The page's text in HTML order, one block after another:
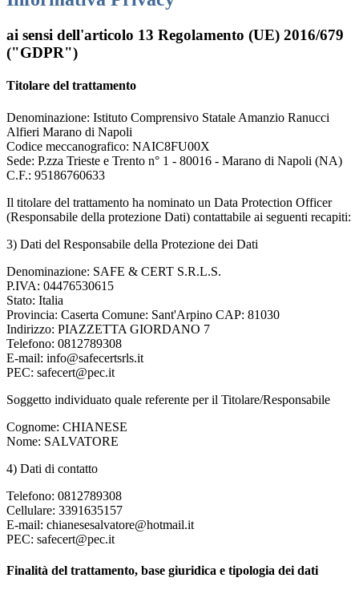
ai sensi dell'articolo 13 Regolamento (UE) 2016/679
("GDPR")
Titolare del trattamento
Denominazione: Istituto Comprensivo Statale Amanzio Ranucci
Alfieri Marano di Napoli
Codice meccanografico: NAIC8FU00X
Sede: P.zza Trieste e Trento n° 1 - 80016 - Marano di Napoli (NA)
C.F.: 95186760633
Il titolare del trattamento ha nominato un Data Protection Officer
(Responsabile della protezione Dati) contattabile ai seguenti recapiti:
3) Dati del Responsabile della Protezione dei Dati
Denominazione: SAFE & CERT S.R.L.S.
P.IVA: 04476530615
Stato: Italia
Provincia: Caserta Comune: Sant'Arpino CAP: 81030
Indirizzo: PIAZZETTA GIORDANO 7
Telefono: 0812789308
E-mail: info@safecertsrls.it
PEC: safecert@pec.it
Soggetto individuato quale referente per il Titolare/Responsabile
Cognome: CHIANESE
Nome: SALVATORE
4) Dati di contatto
Telefono: 0812789308
Cellulare: 3391635157
E-mail: chianesesalvatore@hotmail.it
PEC: safecert@pec.it
Finalità del trattamento, base giuridica e tipologia dei dati